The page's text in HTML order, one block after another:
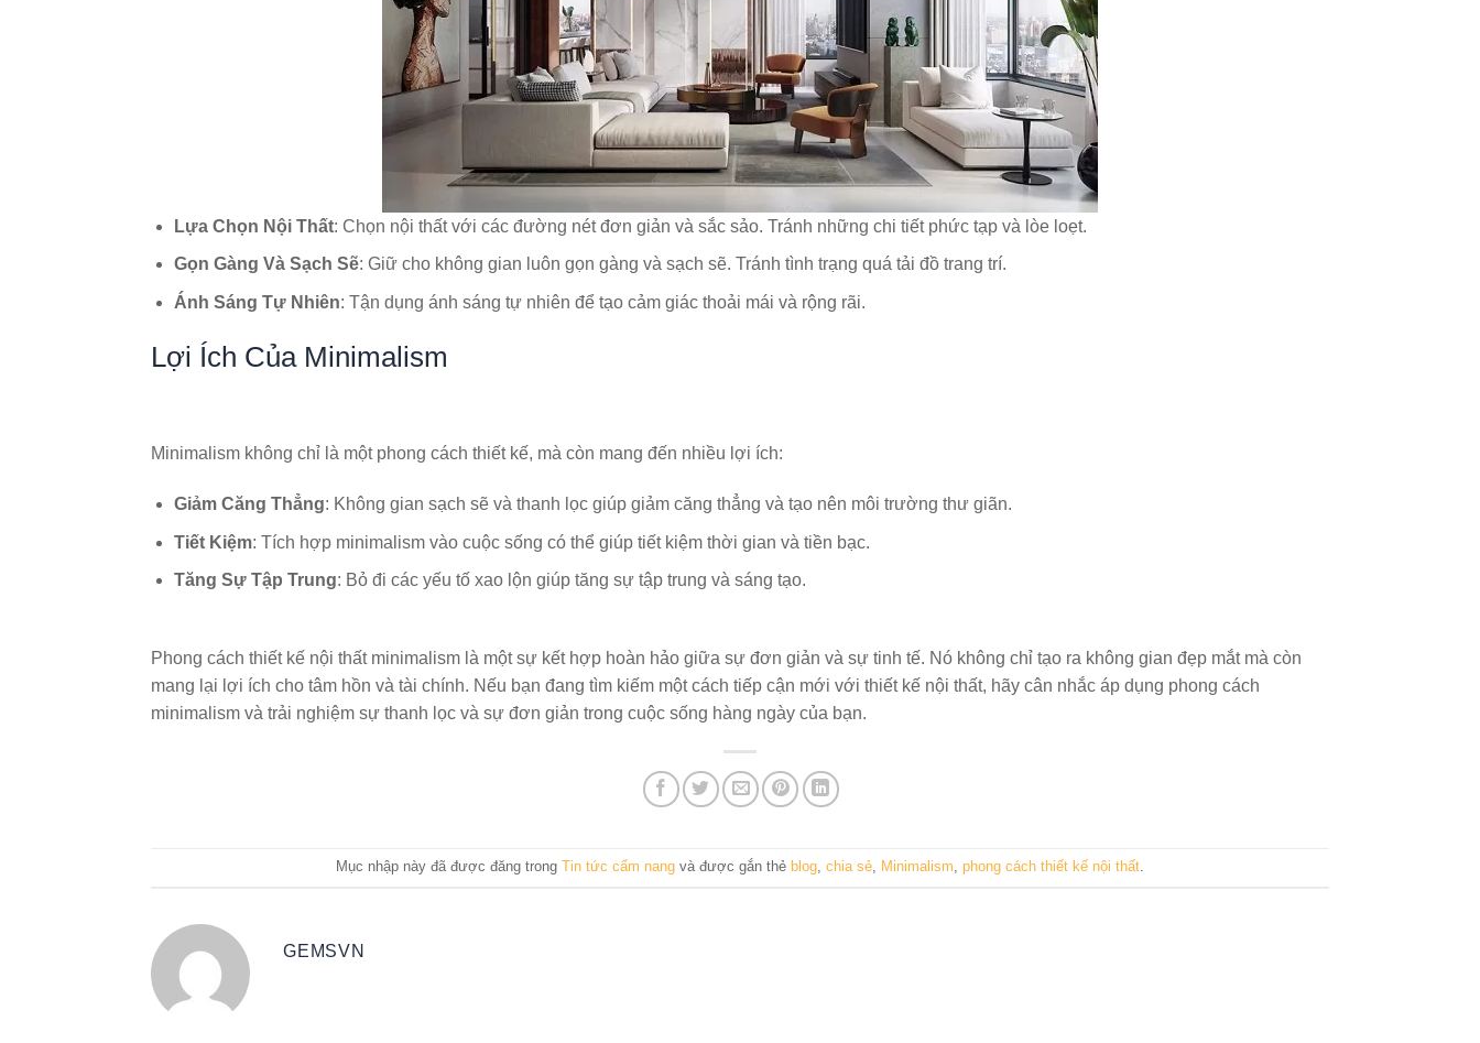
Lựa Chọn Nội Thất: Chọn nội thất với các đường nét đơn giản và sắc sảo. Tránh những chi tiết phức tạp và lòe loẹt.
Gọn Gàng Và Sạch Sẽ: Giữ cho không gian luôn gọn gàng và sạch sẽ. Tránh tình trạng quá tải đồ trang trí.
Ánh Sáng Tự Nhiên: Tận dụng ánh sáng tự nhiên để tạo cảm giác thoải mái và rộng rãi.
Lợi Ích Của Minimalism
Minimalism không chỉ là một phong cách thiết kế, mà còn mang đến nhiều lợi ích:
Giảm Căng Thẳng: Không gian sạch sẽ và thanh lọc giúp giảm căng thẳng và tạo nên môi trường thư giãn.
Tiết Kiệm: Tích hợp minimalism vào cuộc sống có thể giúp tiết kiệm thời gian và tiền bạc.
Tăng Sự Tập Trung: Bỏ đi các yếu tố xao lộn giúp tăng sự tập trung và sáng tạo.
Phong cách thiết kế nội thất minimalism là một sự kết hợp hoàn hảo giữa sự đơn giản và sự tinh tế. Nó không chỉ tạo ra không gian đẹp mắt mà còn
mang lại lợi ích cho tâm hồn và tài chính. Nếu bạn đang tìm kiếm một cách tiếp cận mới với thiết kế nội thất, hãy cân nhắc áp dụng phong cách
minimalism và trải nghiệm sự thanh lọc và sự đơn giản trong cuộc sống hàng ngày của bạn.
Mục nhập này đã được đăng trong Tin tức cẩm nang và được gắn thẻ blog, chia sẻ, Minimalism, phong cách thiết kế nội thất.
GEMSVN